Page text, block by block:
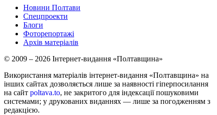
Новини Полтави
Спецпроекти
Блоги
Фоторепортажі
Архів матеріалів
© 2009 – 2026 Інтернет-видання «Полтавщина»
Використання матеріалів інтернет-видання «Полтавщина» на
інших сайтах дозволяється лише за наявності гіперпосилання
на сайт poltava.to, не закритого для індексації пошуковими
системами; у друкованих виданнях — лише за погодженням з
редакцією.